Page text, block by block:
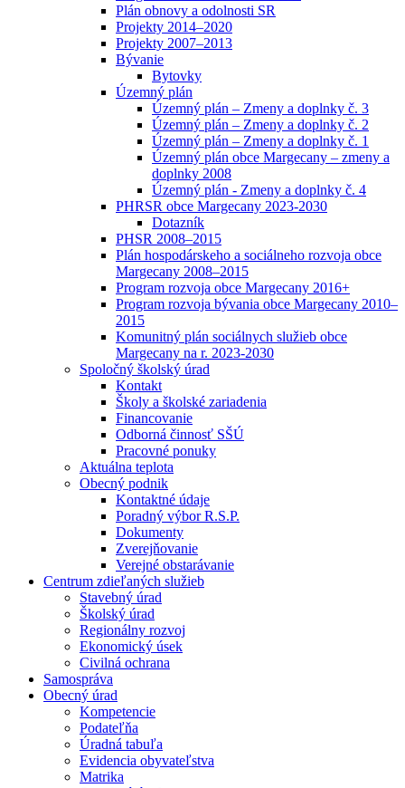
Plán obnovy a odolnosti SR
Projekty 2014–2020
Projekty 2007–2013
Bývanie
Bytovky
Územný plán
Územný plán – Zmeny a doplnky č. 3
Územný plán – Zmeny a doplnky č. 2
Územný plán – Zmeny a doplnky č. 1
Územný plán obce Margecany – zmeny a
doplnky 2008
Územný plán - Zmeny a doplnky č. 4
PHRSR obce Margecany 2023-2030
Dotazník
PHSR 2008–2015
Plán hospodárskeho a sociálneho rozvoja obce
Margecany 2008–2015
Program rozvoja obce Margecany 2016+
Program rozvoja bývania obce Margecany 2010–
2015
Komunitný plán sociálnych služieb obce
Margecany na r. 2023-2030
Spoločný školský úrad
Kontakt
Školy a školské zariadenia
Financovanie
Odborná činnosť SŠÚ
Pracovné ponuky
Aktuálna teplota
Obecný podnik
Kontaktné údaje
Poradný výbor R.S.P.
Dokumenty
Zverejňovanie
Verejné obstarávanie
Centrum zdieľaných služieb
Stavebný úrad
Školský úrad
Regionálny rozvoj
Ekonomický úsek
Civilná ochrana
Samospráva
Obecný úrad
Kompetencie
Podateľňa
Úradná tabuľa
Evidencia obyvateľstva
Matrika